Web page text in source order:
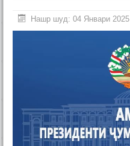
Ташриф ба ноҳия
Тамос
Нашр шуд: 04 Январи 2025